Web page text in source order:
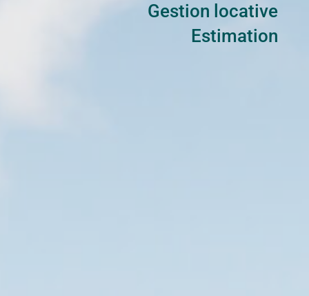
Gestion locative
Estimation